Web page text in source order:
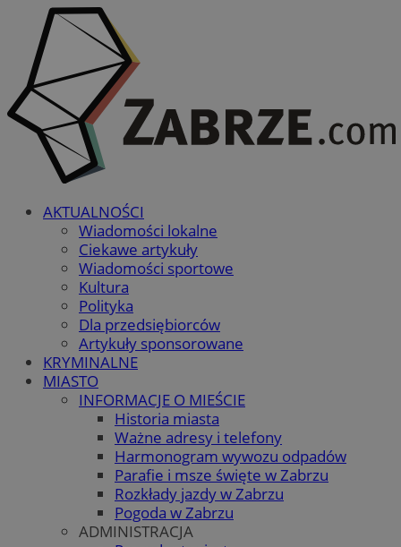
AKTUALNOŚCI
Wiadomości lokalne
Ciekawe artykuły
Wiadomości sportowe
Kultura
Polityka
Dla przedsiębiorców
Artykuły sponsorowane
KRYMINALNE
MIASTO
INFORMACJE O MIEŚCIE
Historia miasta
Ważne adresy i telefony
Harmonogram wywozu odpadów
Parafie i msze święte w Zabrzu
Rozkłady jazdy w Zabrzu
Pogoda w Zabrzu
ADMINISTRACJA